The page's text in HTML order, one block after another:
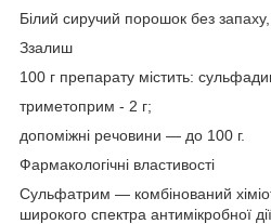
Білий сиручий порошок без
Ззалиш
100 г препарату містить:
триметоприм - 2 г;
допоміжні речовини — до 100 г.
Фармакологічні властивості
Сульфатрим — комбінований
широкого спектра антимікробної